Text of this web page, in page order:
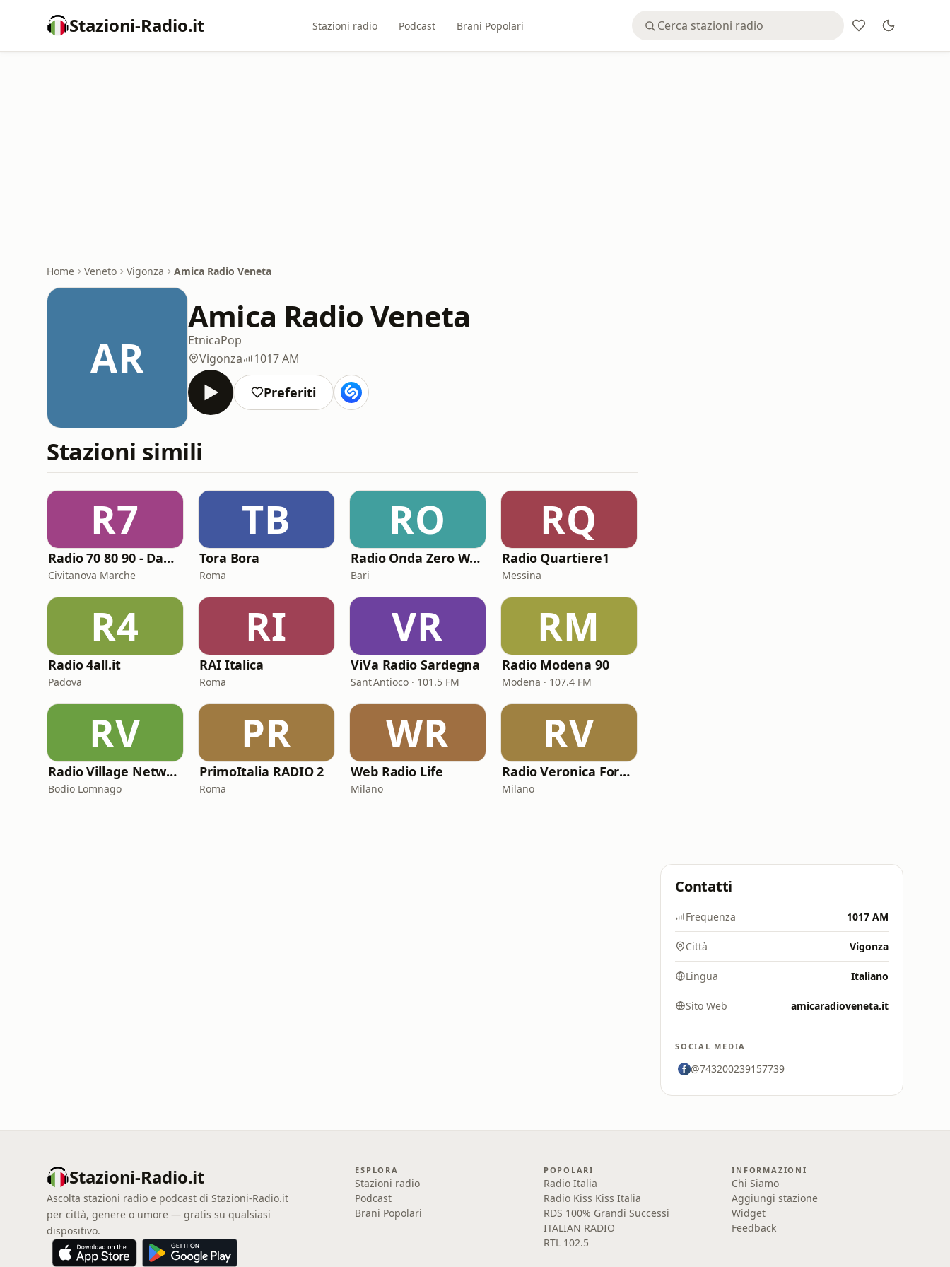
Stazioni-Radio.it Stazioni radio Podcast Brani Popolari
Home Veneto Vigonza Amica Radio Veneta
AR
Amica Radio Veneta
EtnicaPop
Vigonza
1017 AM
Preferiti
Stazioni simili
R7
Radio 70 80 90 - Dance
Civitanova Marche
TB
Tora Bora
Roma
RO
Radio Onda Zero Web
Bari
RQ
Radio Quartiere1
Messina
R4
Radio 4all.it
Padova
RI
RAI Italica
Roma
VR
ViVa Radio Sardegna
Sant'Antioco · 101.5 FM
RM
Radio Modena 90
Modena · 107.4 FM
RV
Radio Village Network
Bodio Lomnago
PR
PrimoItalia RADIO 2
Roma
WR
Web Radio Life
Milano
RV
Radio Veronica Forever
Milano
Contatti
Frequenza 1017 AM
Città Vigonza
Lingua Italiano
Sito Web amicaradioveneta.it
SOCIAL MEDIA
@743200239157739
Stazioni-Radio.it
Ascolta stazioni radio e podcast di Stazioni-Radio.it
per città, genere o umore — gratis su qualsiasi
dispositivo.
ESPLORA
Stazioni radio
Podcast
Brani Popolari
POPOLARI
Radio Italia
Radio Kiss Kiss Italia
RDS 100% Grandi Successi
ITALIAN RADIO
RTL 102.5
INFORMAZIONI
Chi Siamo
Aggiungi stazione
Widget
Feedback